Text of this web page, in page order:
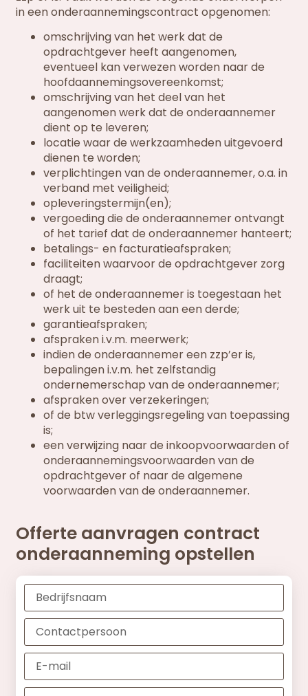
in een onderaannemingscontract opgenomen:
omschrijving van het werk dat de
opdrachtgever heeft aangenomen,
eventueel kan verwezen worden naar de
hoofdaannemingsovereenkomst;
omschrijving van het deel van het
aangenomen werk dat de onderaannemer
dient op te leveren;
locatie waar de werkzaamheden uitgevoerd
dienen te worden;
verplichtingen van de onderaannemer, o.a. in
verband met veiligheid;
opleveringstermijn(en);
vergoeding die de onderaannemer ontvangt
of het tarief dat de onderaannemer hanteert;
betalings- en facturatieafspraken;
faciliteiten waarvoor de opdrachtgever zorg
draagt;
of het de onderaannemer is toegestaan het
werk uit te besteden aan een derde;
garantieafspraken;
afspraken i.v.m. meerwerk;
indien de onderaannemer een zzp’er is,
bepalingen i.v.m. het zelfstandig
ondernemerschap van de onderaannemer;
afspraken over verzekeringen;
of de btw verleggingsregeling van toepassing
is;
een verwijzing naar de inkoopvoorwaarden of
onderaannemingsvoorwaarden van de
opdrachtgever of naar de algemene
voorwaarden van de onderaannemer.
Offerte aanvragen contract
onderaanneming opstellen